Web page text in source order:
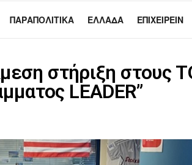
ΠΑΡΑΠΟΛΙΤΙΚΆ ΕΛΛΆΔΑ ΕΠΙΧΕΙΡΕΊΝ
στήριξη στους
LEADER’’